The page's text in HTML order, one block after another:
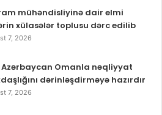
mühəndisliyinə dair elmi
xülasələr toplusu dərc edilib
7, 2026
Azərbaycan Omanla nəqliyyat
dərinləşdirməyə hazırdır
7, 2026